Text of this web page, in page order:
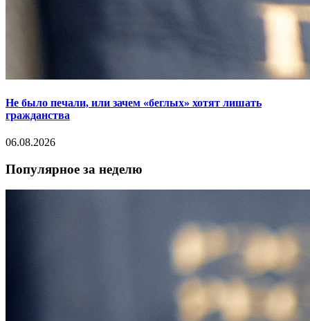
Не было печали, или зачем «беглых» хотят лишать
гражданства
06.08.2026
Популярное за неделю